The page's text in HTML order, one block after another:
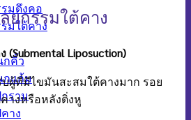
มดึงคอ
มใต้คาง
กคิ้ว
กแก้ม
ราม
าง
ยกรรมใต้คาง
(Submental Liposuction)
ผู้ที่มีไขมันสะสมใต้คางมาก รอย
างหรือหลังติ่งหู